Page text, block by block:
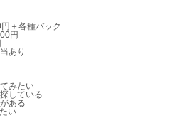
＋各種バック
円
あり
みたい
している
ある
い